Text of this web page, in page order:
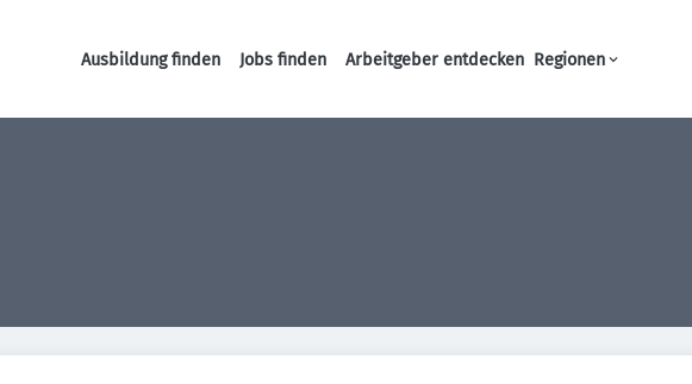
Haupt-Navigation
Ausbildung finden Jobs finden Arbeitgeber entdecken Regionen